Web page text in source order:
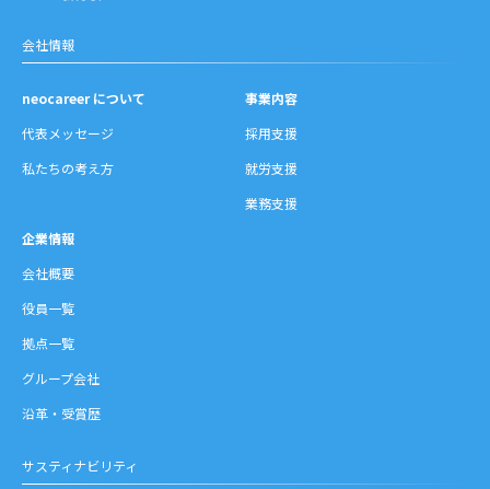
会社情報
neocareer について
代表メッセージ
私たちの考え方
事業内容
採用支援
就労支援
業務支援
企業情報
会社概要
役員一覧
拠点一覧
グループ会社
沿革・受賞歴
サスティナビリティ